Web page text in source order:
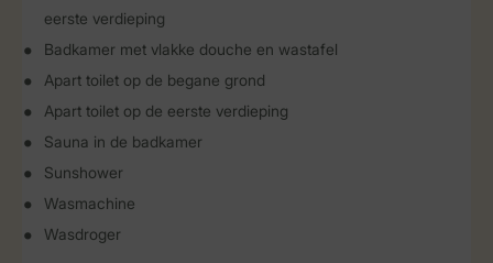
eerste verdieping
Badkamer met vlakke douche en wastafel
Apart toilet op de begane grond
Apart toilet op de eerste verdieping
Sauna in de badkamer
Sunshower
Wasmachine
Wasdroger